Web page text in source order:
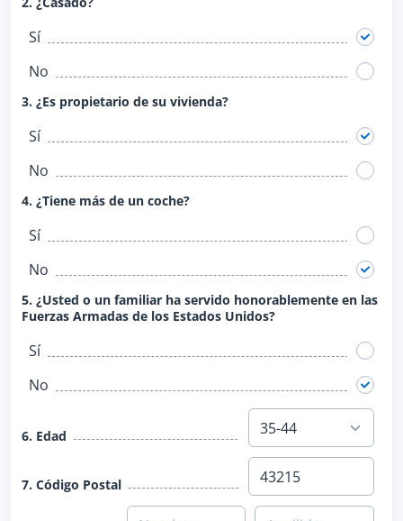
Sí
No
3. ¿Es propietario de su vivienda?
Sí
No
4. ¿Tiene más de un coche?
Sí
No
5. ¿Usted o un familiar ha servido honorablemente en las
Fuerzas Armadas de los Estados Unidos?
Sí
No
6. Edad
7. Código Postal